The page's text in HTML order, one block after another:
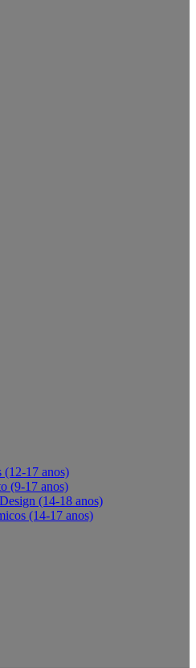
(12-17 anos)
(9-17 anos)
(14-18 anos)
(14-17 anos)